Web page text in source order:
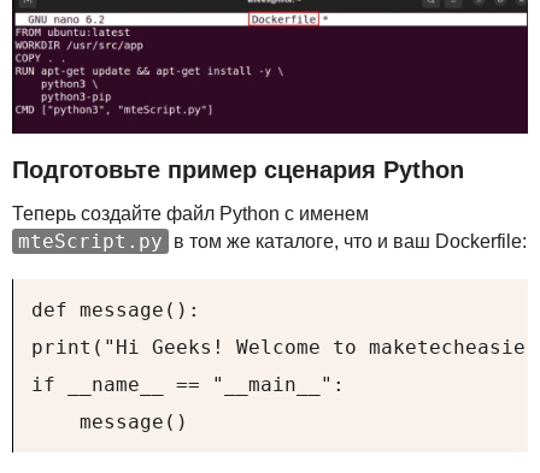
Подготовьте пример сценария Python
Теперь создайте файл Python с именем
mteScript.py в том же каталоге, что и ваш Dockerfile:
def message():
print("Hi Geeks! Welcome to
if __name__ == "__main__":
    message()